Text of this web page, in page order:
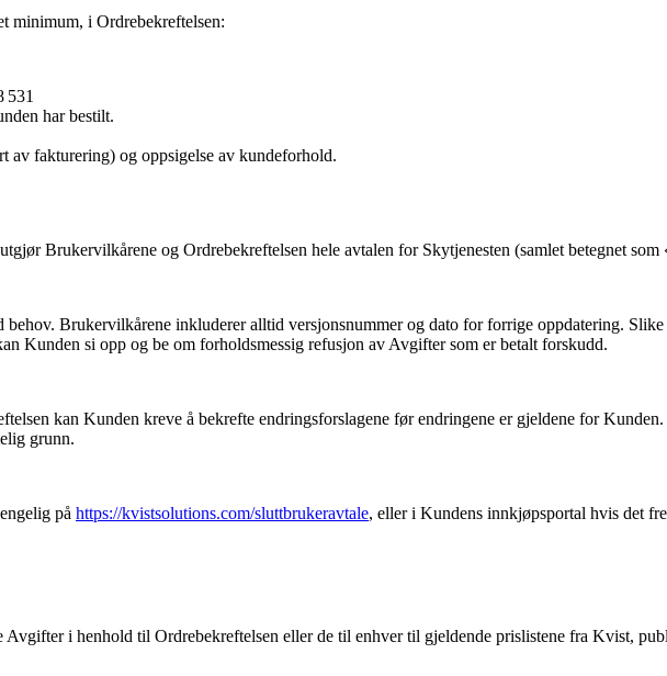
minimum, i Ordrebekreftelsen:
531
har bestilt.
av fakturering) og oppsigelse av kundeforhold.
Brukervilkårene og Ordrebekreftelsen hele avtalen for Skytjenesten (samlet betegnet som
Brukervilkårene inkluderer alltid versjonsnummer og dato for forrige oppdatering.
Kunden si opp og be om forholdsmessig refusjon av Avgifter som er betalt forskudd.
kan Kunden kreve å bekrefte endringsforslagene før endringene er gjeldene for
grunn.
på https://kvistsolutions.com/sluttbrukeravtale, eller i Kundens innkjøpsportal hvis det
i henhold til Ordrebekreftelsen eller de til enhver til gjeldende prislistene fra Kvist,